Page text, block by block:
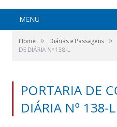
MENU
Home » Diárias e Passagens »
DE DIÁRIA Nº 138-L
PORTARIA DE
DIÁRIA Nº 138-L